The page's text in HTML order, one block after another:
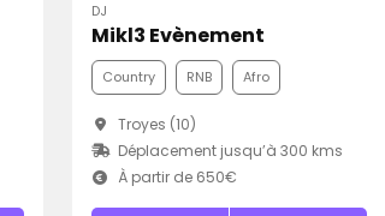
DJ
Mikl3 Evènement
Country RNB Afro
Troyes (10)
Déplacement jusqu’à 300 kms
À partir de 650€